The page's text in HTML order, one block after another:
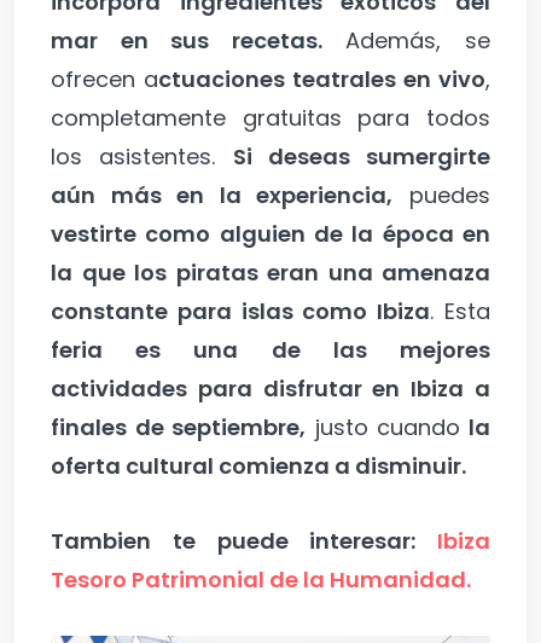
mar en sus recetas.Además, se
ofrecen actuaciones teatrales en vivo,
completamente gratuitas para todos
los asistentes. Si deseas sumergirte
aún más en la experiencia, puedes
vestirte como alguien de la época en
la que los piratas eran una amenaza
constante para islas como Ibiza. Esta
feria es una de las mejores
actividades para disfrutar en Ibiza a
finales de septiembre, justo cuando la
oferta cultural comienza a disminuir.
Tambien te puede interesar: Ibiza
Tesoro Patrimonial de la Humanidad.